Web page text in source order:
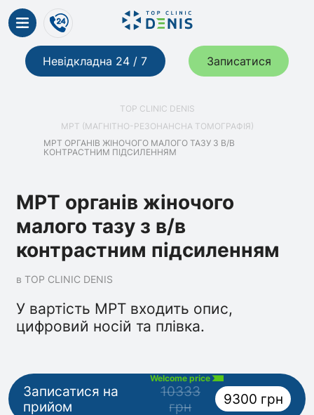
Невідкладна 24 / 7 Записатися
TOP CLINIC DENIS
МРТ (МАГНІТНО-РЕЗОНАНСНА ТОМОГРАФІЯ)
МРТ ОРГАНІВ ЖІНОЧОГО МАЛОГО ТАЗУ З В/В
КОНТРАСТНИМ ПІДСИЛЕННЯМ
МРТ органів жіночого
малого тазу з в/в
контрастним підсиленням
в TOP CLINIC DENIS
У вартість МРТ входить опис,
цифровий носій та плівка.
Записатися на
прийом
Welcome price
10333
грн
9300 грн